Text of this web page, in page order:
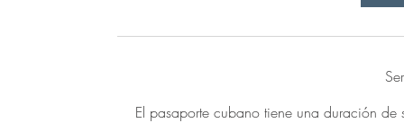
El pasaporte cubano tiene una duración